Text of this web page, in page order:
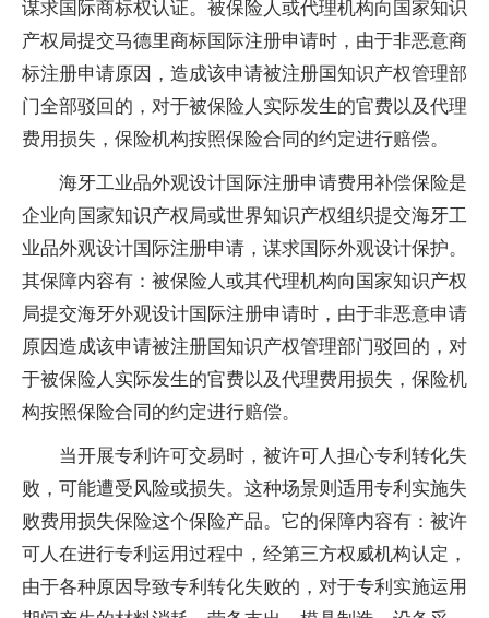
谋求国际商标权认证。被保险人或代理机构向国家知识
产权局提交马德里商标国际注册申请时，由于非恶意商
标注册申请原因，造成该申请被注册国知识产权管理部
门全部驳回的，对于被保险人实际发生的官费以及代理
费用损失，保险机构按照保险合同的约定进行赔偿。
海牙工业品外观设计国际注册申请费用补偿保险是
企业向国家知识产权局或世界知识产权组织提交海牙工
业品外观设计国际注册申请，谋求国际外观设计保护。
其保障内容有：被保险人或其代理机构向国家知识产权
局提交海牙外观设计国际注册申请时，由于非恶意申请
原因造成该申请被注册国知识产权管理部门驳回的，对
于被保险人实际发生的官费以及代理费用损失，保险机
构按照保险合同的约定进行赔偿。
当开展专利许可交易时，被许可人担心专利转化失
败，可能遭受风险或损失。这种场景则适用专利实施失
败费用损失保险这个保险产品。它的保障内容有：被许
可人在进行专利运用过程中，经第三方权威机构认定，
由于各种原因导致专利转化失败的，对于专利实施运用